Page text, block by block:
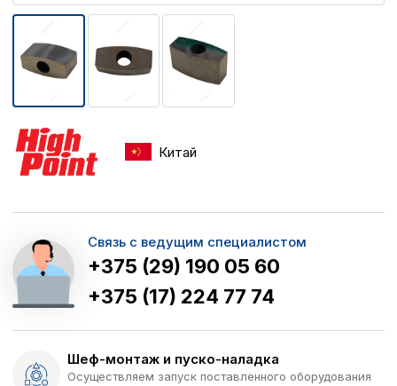
Китай
Связь с ведущим специалистом
+375 (29) 190 05 60
+375 (17) 224 77 74
Шеф-монтаж и пуско-наладка
Осуществляем запуск поставленного оборудования